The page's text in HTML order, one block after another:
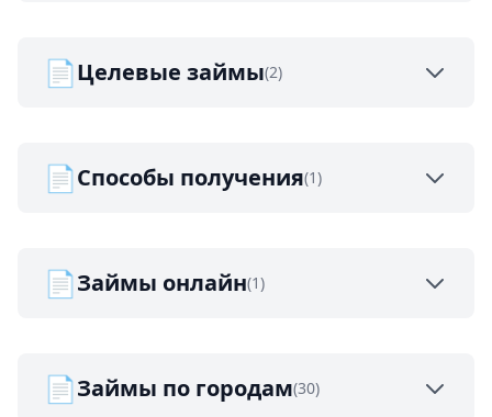
📄Целевые займы(2)
📄Способы получения(1)
📄Займы онлайн(1)
📄Займы по городам(30)